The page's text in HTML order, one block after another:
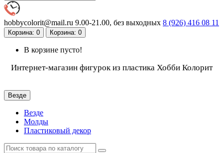
hobbycolorit@mail.ru 9.00-21.00, без выходных 8 (926) 416 08 11
Корзина: 0 Корзина: 0
В корзине пусто!
Интернет-магазин фигурок из пластика Хобби Колорит
Везде
Везде
Молды
Пластиковый декор